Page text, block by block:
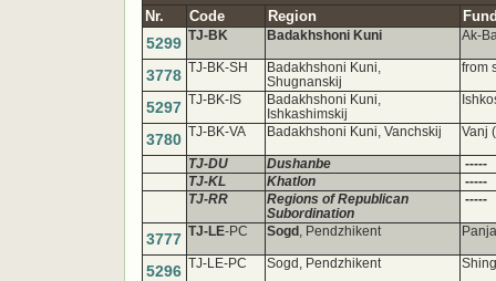
Nr. Code Region
5299 TJ-BK Badakhshoni Kuni Ak-
3778 TJ-BK-SH
Badakhshoni Kuni,
Shugnanskij
from
5297 TJ-BK-IS
Badakhshoni Kuni,
Ishkashimskij
3780 TJ-BK-VA Badakhshoni Kuni, Vanchskij Vanj
TJ-DU Dushanbe
-----
TJ-KL
Khatlon
-----
TJ-RR
Regions of Republican
Subordination
-----
3777 TJ-LE-PC Sogd , Pendzhikent
5296 TJ-LE-PC Sogd, Pendzhikent